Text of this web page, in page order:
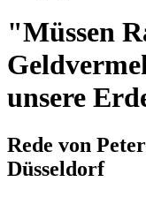
"Müssen
unsere
Rede von
Düsseldorf